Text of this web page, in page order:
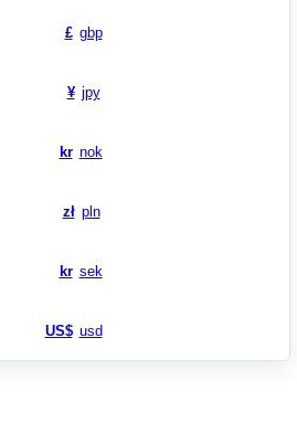
£ gbp
¥ jpy
kr nok
zł pln
kr sek
US$ usd